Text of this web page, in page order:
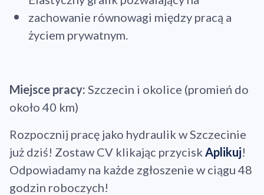
zachowanie równowagi między pracą a
życiem prywatnym.
Miejsce pracy: Szczecin i okolice (promień do
około 40 km)
Rozpocznij pracę jako hydraulik w Szczecinie
już dziś! Zostaw CV klikając przycisk Aplikuj!
Odpowiadamy na każde zgłoszenie w ciągu 48
godzin roboczych!